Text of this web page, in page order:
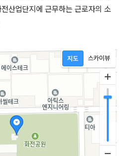
산업단지에 근무하는 근로자의 소